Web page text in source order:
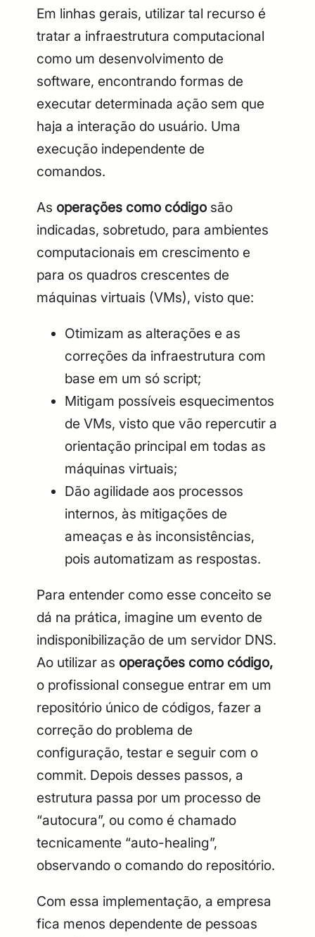
Em linhas gerais, utilizar tal recurso é
tratar a infraestrutura computacional
como um desenvolvimento de
software, encontrando formas de
executar determinada ação sem que
haja a interação do usuário. Uma
execução independente de
comandos.
As operações como código são
indicadas, sobretudo, para ambientes
computacionais em crescimento e
para os quadros crescentes de
máquinas virtuais (VMs), visto que:
Otimizam as alterações e as
correções da infraestrutura com
base em um só script;
Mitigam possíveis esquecimentos
de VMs, visto que vão repercutir a
orientação principal em todas as
máquinas virtuais;
Dão agilidade aos processos
internos, às mitigações de
ameaças e às inconsistências,
pois automatizam as respostas.
Para entender como esse conceito se
dá na prática, imagine um evento de
indisponibilização de um servidor DNS.
Ao utilizar as operações como código,
o profissional consegue entrar em um
repositório único de códigos, fazer a
correção do problema de
configuração, testar e seguir com o
commit. Depois desses passos, a
estrutura passa por um processo de
“autocura”, ou como é chamado
tecnicamente “auto-healing”,
observando o comando do repositório.
Com essa implementação, a empresa
fica menos dependente de pessoas